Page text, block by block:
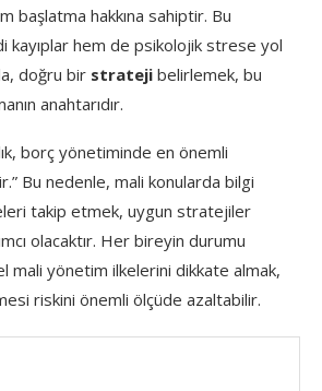
başlatma hakkına sahiptir. Bu
kayıplar hem de psikolojik strese yol
doğru bir strateji belirlemek, bu
anahtarıdır.
borç yönetiminde en önemli
Bu nedenle, mali konularda bilgi
takip etmek, uygun stratejiler
olacaktır. Her bireyin durumu
mali yönetim ilkelerini dikkate almak,
riskini önemli ölçüde azaltabilir.